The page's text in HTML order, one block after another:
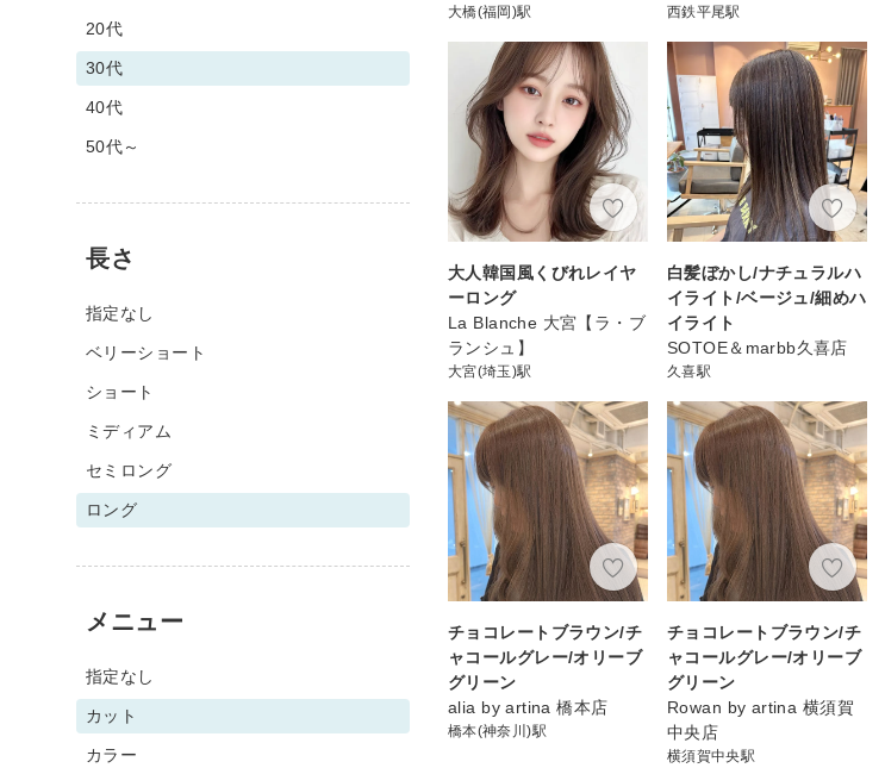
大橋(福岡)駅 西鉄平尾駅
大人韓国風くびれレイヤ
ーロング
La Blanche 大宮【ラ・ブ
ランシュ】
大宮(埼玉)駅
白髪ぼかし/ナチュラルハ
イライト/ベージュ/細めハ
イライト
SOTOE＆marbb久喜店
久喜駅
チョコレートブラウン/チ
ャコールグレー/オリーブ
グリーン
alia by artina 橋本店
橋本(神奈川)駅
チョコレートブラウン/チ
ャコールグレー/オリーブ
グリーン
Rowan by artina 横須賀
中央店
横須賀中央駅
20代
30代
40代
50代～
長さ
指定なし
ベリーショート
ショート
ミディアム
セミロング
ロング
メニュー
指定なし
カット
カラー